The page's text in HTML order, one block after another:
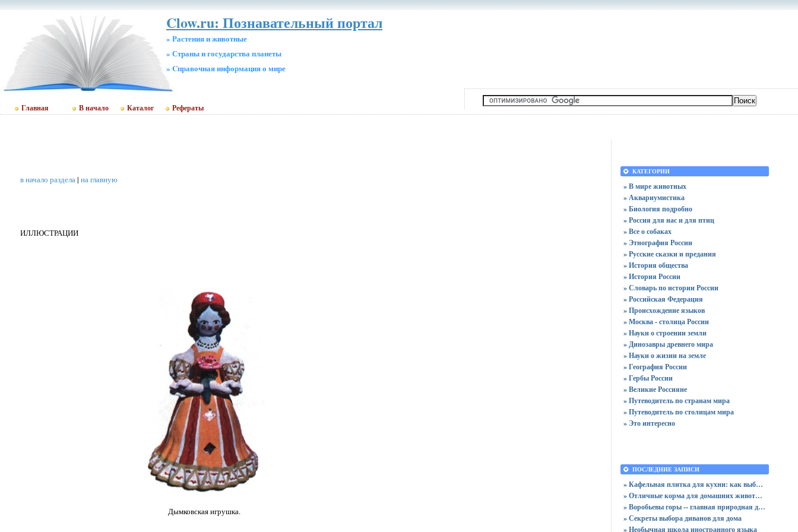
Clow.ru: Познавательный портал
» Растения и животные
» Страны и государства планеты
» Cправочная информация о мире
Главная В начало Каталог Рефераты
в начало раздела| на главную
ИЛЛЮСТРАЦИИ
Дымковская игрушка.
КАТЕГОРИИ
» В мире животных
» Аквариумистика
» Биология подробно
» Россия для нас и для птиц
» Все о собаках
» Этнография России
» Русские сказки и предания
» История общества
» История России
» Словарь по истории России
» Российская Федерация
» Происхождение языков
» Москва - столица России
» Науки о строении земли
» Динозавры древнего мира
» Науки о жизни на земле
» География России
» Гербы России
» Великие Россияне
» Путеводитель по странам мира
» Путеводитель по столицам мира
» Это интересно
ПОСЛЕДНИЕ ЗАПИСИ
» Кафельная плитка для кухни: как выбрать практичную отделку
» Отличные корма для домашних животных
» Воробьевы горы -- главная природная достопримечательность Москвы
» Секреты выбора диванов для дома
» Необычная школа иностранного языка